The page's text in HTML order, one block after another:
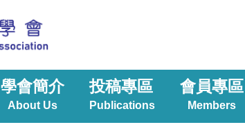
學會簡介
About Us
投稿專區
Publications
會員專區
Members